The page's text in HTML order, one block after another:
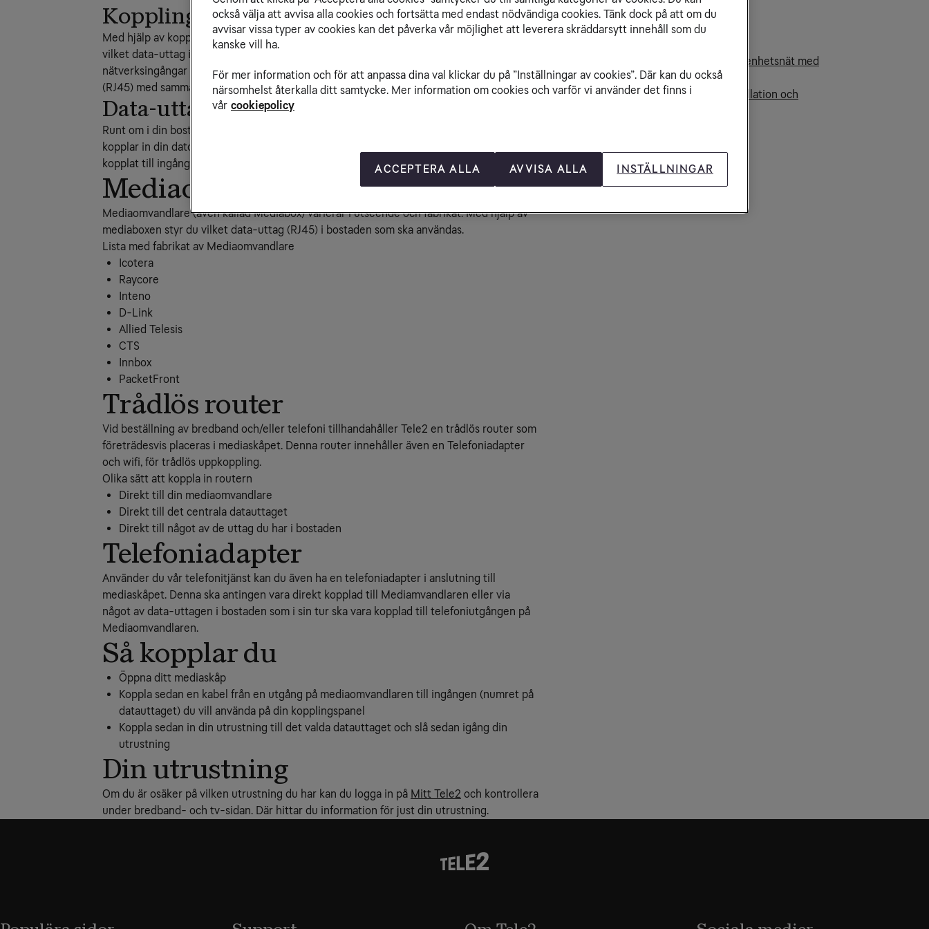
Kopplingspanel
Med hjälp av kopplingspanelen (även kallad patchpanel) som finns i mediaskåpet styr du
vilket data-uttag i bostaden som ska användas. Kopplingspanelen har ett flertal
nätverksingångar som är numrerade. Varje numrerad ingång är kopplad till ett data-uttag
(RJ45) med samma nummer placerad i något rum någonstans i bostaden.
Data-uttag
Runt om i din bostad finns ett antal data-uttag placerade. Det är till dessa uttag du
kopplar in din dator eller digitalbox för tv. Det nummer som står på data-uttaget sitter
kopplat till ingången på kopplingspanelen med samma nummer.
Mediaomvandlare
Mediaomvandlare (även kallad Mediabox) varierar i utseende och fabrikat. Med hjälp av
mediaboxen styr du vilket data-uttag (RJ45) i bostaden som ska användas.
Lista med fabrikat av Mediaomvandlare
Icotera
Raycore
Inteno
D-Link
Allied Telesis
CTS
Innbox
PacketFront
Trådlös router
Vid beställning av bredband och/eller telefoni tillhandahåller Tele2 en trådlös router som
företrädesvis placeras i mediaskåpet. Denna router innehåller även en Telefoniadapter
och wifi, för trådlös uppkoppling.
Olika sätt att koppla in routern
Direkt till din mediaomvandlare
Direkt till det centrala datauttaget
Direkt till något av de uttag du har i bostaden
Telefoniadapter
Använder du vår telefonitjänst kan du även ha en telefoniadapter i anslutning till
mediaskåpet. Denna ska antingen vara direkt kopplad till Mediamvandlaren eller via
något av data-uttagen i bostaden som i sin tur ska vara kopplad till telefoniutgången på
Mediaomvandlaren.
Så kopplar du
Öppna ditt mediaskåp
Koppla sedan en kabel från en utgång på mediaomvandlaren till ingången (numret på
datauttaget) du vill använda på din kopplingspanel
Koppla sedan in din utrustning till det valda datauttaget och slå sedan igång din
utrustning
Din utrustning
Om du är osäker på vilken utrustning du har kan du logga in på Mitt Tele2 och kontrollera
under bredband- och tv-sidan. Där hittar du information för just din utrustning.
Koppla in din utrustning i lägenhetsnät med
mediaskåp
Tele2 Heminstallation - installation och
också välja att avvisa alla cookies och fortsätta med endast nödvändiga cookies. Tänk dock på att om du
avvisar vissa typer av cookies kan det påverka vår möjlighet att leverera skräddarsytt innehåll som du
kanske vill ha.
För mer information och för att anpassa dina val klickar du på ”Inställningar av cookies”. Där kan du också
närsomhelst återkalla ditt samtycke. Mer information om cookies och varför vi använder det finns i
vår cookiepolicy
ACCEPTERA ALLA AVVISA ALLA INSTÄLLNINGAR